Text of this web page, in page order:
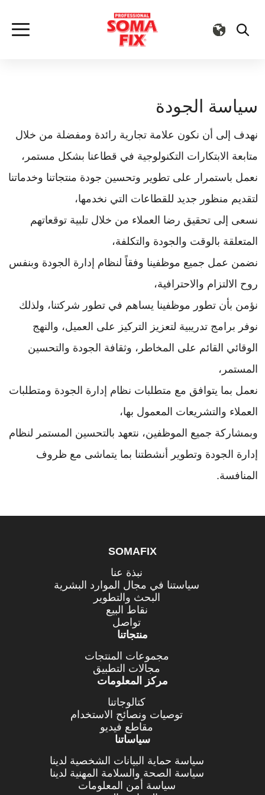
سياسة الجودة
نهدف إلى أن نكون علامة تجارية رائدة ومفضلة من خلال
متابعة الابتكارات التكنولوجية في قطاعنا بشكل مستمر،
نعمل باستمرار على تطوير وتحسين جودة منتجاتنا وخدماتنا
لتقديم منظور جديد للقطاعات التي نخدمها،
نسعى إلى تحقيق رضا العملاء من خلال تلبية توقعاتهم
المتعلقة بالوقت والجودة والتكلفة،
نضمن عمل جميع موظفينا وفقاً لنظام إدارة الجودة وبنفس
روح الالتزام والاحترافية،
نؤمن بأن تطور موظفينا يساهم في تطور شركتنا، ولذلك
نوفر برامج تدريبية لتعزيز التركيز على العميل، والنهج
الوقائي القائم على المخاطر، وثقافة الجودة والتحسين
المستمر،
نعمل بما يتوافق مع متطلبات نظام إدارة الجودة ومتطلبات
العملاء والتشريعات المعمول بها،
وبمشاركة جميع الموظفين، نتعهد بالتحسين المستمر لنظام
إدارة الجودة وتطوير أنشطتنا بما يتماشى مع ظروف
المنافسة.
SOMAFIX
نبذة عنا
سياستنا في مجال الموارد البشرية
البحث والتطوير
نقاط البيع
تواصل
منتجاتنا
مجموعات المنتجات
مجالات التطبيق
مركز المعلومات
كتالوجاتنا
توصيات ونصائح الاستخدام
مقاطع فيديو
سياساتنا
سياسة حماية البيانات الشخصية لدينا
سياسة الصحة والسلامة المهنية لدينا
سياسة أمن المعلومات